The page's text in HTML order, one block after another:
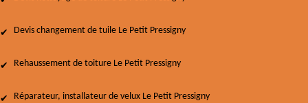
Devis changement de tuile Le Petit Pressigny
Rehaussement de toiture Le Petit Pressigny
Réparateur, installateur de velux Le Petit Pressigny